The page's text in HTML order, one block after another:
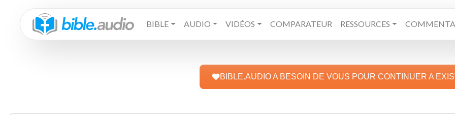
BIBLE AUDIO VIDÉOS COMPARATEUR RESSOURCES
BIBLE.AUDIO A BESOIN DE VOUS POUR CONTINUER A